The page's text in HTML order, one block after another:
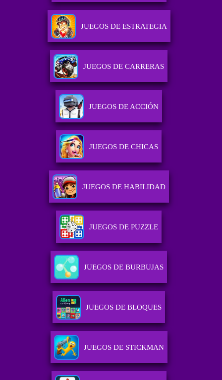
JUEGOS DE ESTRATEGIA
JUEGOS DE CARRERAS
JUEGOS DE ACCIÓN
JUEGOS DE CHICAS
JUEGOS DE HABILIDAD
JUEGOS DE PUZZLE
JUEGOS DE BURBUJAS
JUEGOS DE BLOQUES
JUEGOS DE STICKMAN